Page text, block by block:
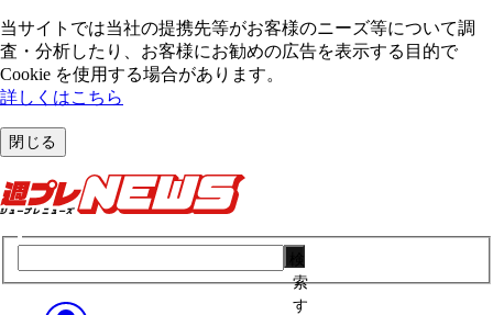
当サイトでは当社の提携先等がお客様のニーズ等について調
査・分析したり、お客様にお勧めの広告を表⽰する⽬的で
Cookie を使⽤する場合があります。
詳しくはこちら
閉じる
索
す